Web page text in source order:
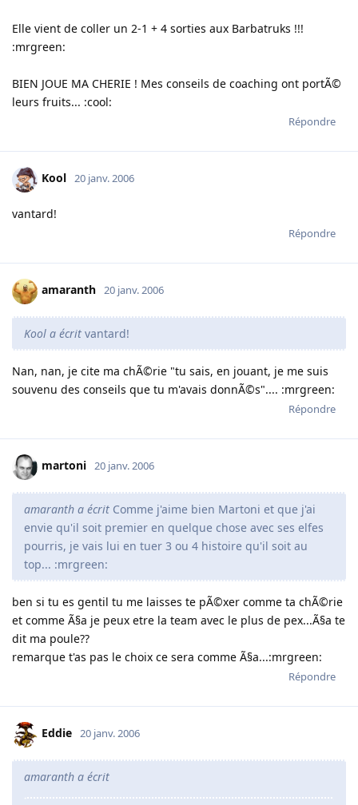
Elle vient de coller un 2-1 + 4 sorties aux Barbatruks !!!
:mrgreen:
BIEN JOUE MA CHERIE ! Mes conseils de coaching ont portÃ©
leurs fruits... :cool:
Répondre
Kool 20 janv. 2006
vantard!
Répondre
amaranth 20 janv. 2006
Kool a écrit vantard!
Nan, nan, je cite ma chÃ©rie "tu sais, en jouant, je me suis
souvenu des conseils que tu m'avais donnÃ©s".... :mrgreen:
Répondre
martoni 20 janv. 2006
amaranth a écrit Comme j'aime bien Martoni et que j'ai
envie qu'il soit premier en quelque chose avec ses elfes
pourris, je vais lui en tuer 3 ou 4 histoire qu'il soit au
top... :mrgreen:
ben si tu es gentil tu me laisses te pÃ©xer comme ta chÃ©rie
et comme Ã§a je peux etre la team avec le plus de pex...Ã§a te
dit ma poule??
remarque t'as pas le choix ce sera comme Ã§a...:mrgreen:
Répondre
Eddie 20 janv. 2006
amaranth a écrit